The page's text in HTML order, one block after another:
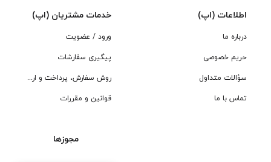
اطلاعات (اپ)
درباره ما
حریم خصوصی
سؤالات متداول
تماس با ما
خدمات مشتریان (اپ)
ورود / عضویت
پیگیری سفارشات
روش سفارش، پرداخت و ارسال
قوانین و مقررات
مجوزها